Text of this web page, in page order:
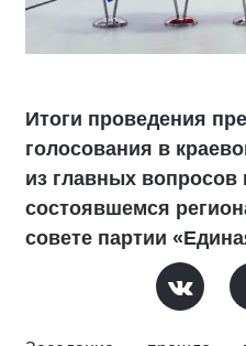
Итоги проведения
голосования в
из главных вопросов
состоявшемся
совете партии